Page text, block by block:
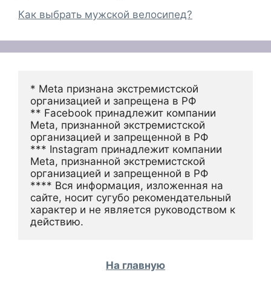
Как выбрать мужской велосипед?
* Meta признана экстремистской
организацией и запрещена в РФ
** Facebook принадлежит компании
Meta, признанной экстремистской
организацией и запрещенной в РФ
*** Instagram принадлежит компании
Meta, признанной экстремистской
организацией и запрещенной в РФ
**** Вся информация, изложенная на
сайте, носит сугубо рекомендательный
характер и не является руководством к
действию.
На главную